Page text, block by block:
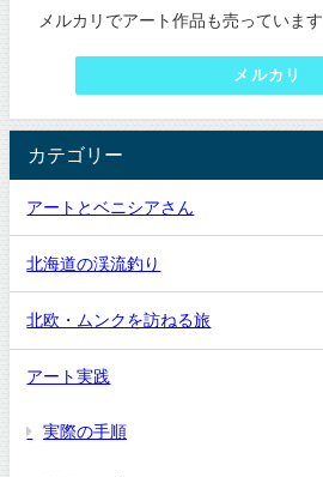
メルカリでアート作品も売っています
メルカリ
カテゴリー
アートとベニシアさん
北海道の渓流釣り
北欧・ムンクを訪ねる旅
アート実践
実際の手順